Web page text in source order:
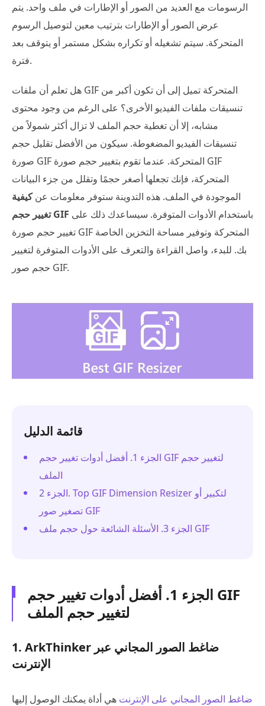
الرسومات مع العديد من الصور أو الإطارات في ملف واحد. يتم
عرض الصور أو الإطارات بترتيب معين لتوصيل الرسوم
المتحركة. سيتم تشغيله أو تكراره بشكل مستمر أو يتوقف بعد
فترة.
هل تعلم أن ملفات GIF المتحركة تميل إلى أن تكون أكبر من
تنسيقات ملفات الفيديو الأخرى؟ على الرغم من وجود محتوى
مشابه، إلا أن تغطية حجم الملف لا تزال أكثر شمولاً من
تنسيقات الفيديو المضغوطة. سيكون من الأفضل تقليل حجم
صورة GIF المتحركة. عندما تقوم بتغيير حجم صورة GIF
المتحركة، فإنك تجعلها أصغر حجمًا وتقلل من جزء البيانات
الموجودة في الملف. هذه التدوينة ستوفر معلومات عنكيفية
تغيير حجم GIF
تغيير حجم صورة GIF المتحركة وتوفير مساحة التخزين الخاصة
بك. للبدء، واصل القراءة والتعرف على الأدوات المتوفرة لتغيير
حجم صور GIF.
قائمة الدليل
الجزء 1. أفضل أدوات تغيير حجم GIF لتغيير حجم
الملف
الجزء 2. Top GIF Dimension Resizer لتكبير أو
تصغير صور GIF
الجزء 3. الأسئلة الشائعة حول حجم ملف GIF
الجزء 1. أفضل أدوات تغيير حجم GIF
لتغيير حجم الملف
1. ArkThinker ضاغط الصور المجاني عبر
الإنترنت
ضاغط الصور المجاني على الإنترنت هي أداة يمكنك الوصول إليها